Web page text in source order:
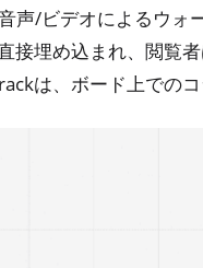
声/ビデオによるウォ
接埋め込まれ、閲覧
は、ボード上での